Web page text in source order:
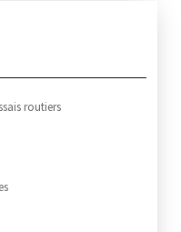
routiers